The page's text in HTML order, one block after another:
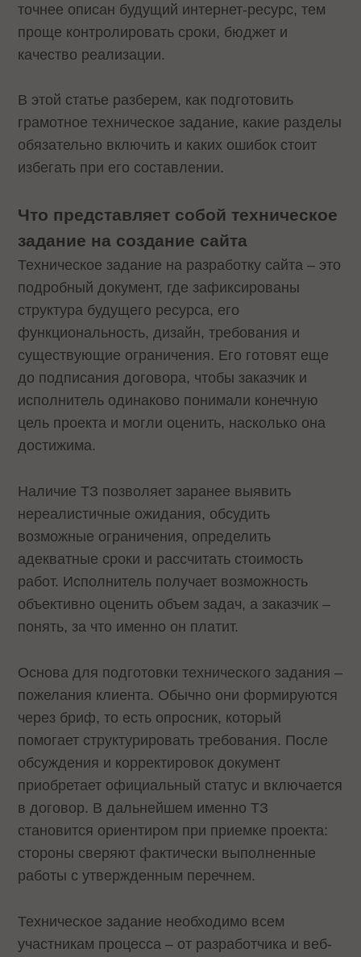
точнее описан будущий интернет-ресурс, тем
проще контролировать сроки, бюджет и
качество реализации.
В этой статье разберем, как подготовить
грамотное техническое задание, какие разделы
обязательно включить и каких ошибок стоит
избегать при его составлении.
Что представляет собой техническое
задание на создание сайта
Техническое задание на разработку сайта – это
подробный документ, где зафиксированы
структура будущего ресурса, его
функциональность, дизайн, требования и
существующие ограничения. Его готовят еще
до подписания договора, чтобы заказчик и
исполнитель одинаково понимали конечную
цель проекта и могли оценить, насколько она
достижима.
Наличие ТЗ позволяет заранее выявить
нереалистичные ожидания, обсудить
возможные ограничения, определить
адекватные сроки и рассчитать стоимость
работ. Исполнитель получает возможность
объективно оценить объем задач, а заказчик –
понять, за что именно он платит.
Основа для подготовки технического задания –
пожелания клиента. Обычно они формируются
через бриф, то есть опросник, который
помогает структурировать требования. После
обсуждения и корректировок документ
приобретает официальный статус и включается
в договор. В дальнейшем именно ТЗ
становится ориентиром при приемке проекта:
стороны сверяют фактически выполненные
работы с утвержденным перечнем.
Техническое задание необходимо всем
участникам процесса – от разработчика и веб-